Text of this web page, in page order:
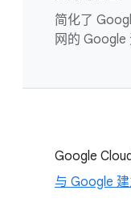
简化了
网的 Google
Google
与 Google